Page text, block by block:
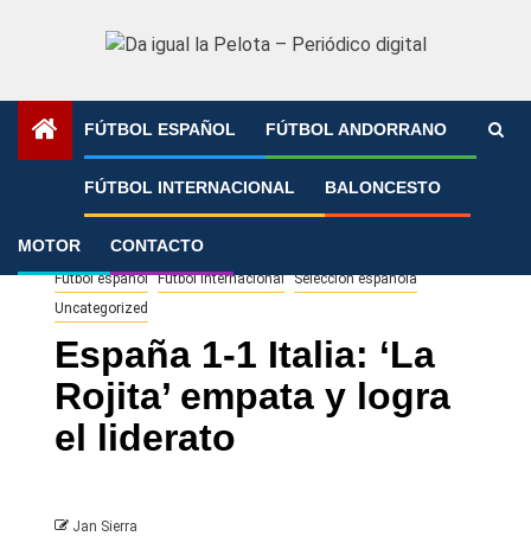
FÚTBOL ESPAÑOL FÚTBOL ANDORRANO
FÚTBOL INTERNACIONAL BALONCESTO
MOTOR CONTACTO
»
Fútbol español Fútbol Internacional Selección española
Uncategorized
España 1-1 Italia: ‘La
Rojita’ empata y logra
el liderato
Jan Sierra